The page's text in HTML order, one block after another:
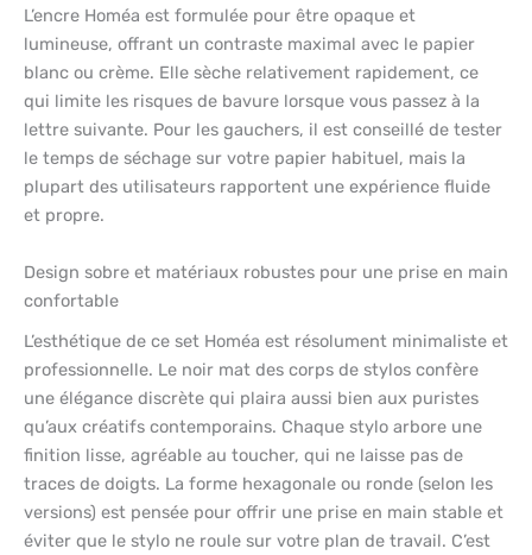
L’encre Homéa est formulée pour être opaque et
lumineuse, offrant un contraste maximal avec le papier
blanc ou crème. Elle sèche relativement rapidement, ce
qui limite les risques de bavure lorsque vous passez à la
lettre suivante. Pour les gauchers, il est conseillé de tester
le temps de séchage sur votre papier habituel, mais la
plupart des utilisateurs rapportent une expérience fluide
et propre.
Design sobre et matériaux robustes pour une prise en main
confortable
L’esthétique de ce set Homéa est résolument minimaliste et
professionnelle. Le noir mat des corps de stylos confère
une élégance discrète qui plaira aussi bien aux puristes
qu’aux créatifs contemporains. Chaque stylo arbore une
finition lisse, agréable au toucher, qui ne laisse pas de
traces de doigts. La forme hexagonale ou ronde (selon les
versions) est pensée pour offrir une prise en main stable et
éviter que le stylo ne roule sur votre plan de travail. C’est